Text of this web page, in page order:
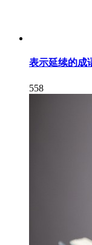
表示延续的成
558